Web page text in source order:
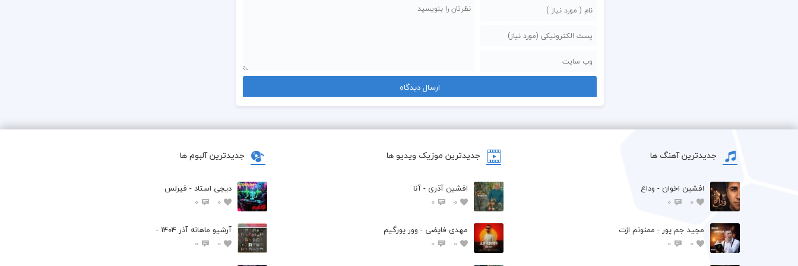
جدیدترین آهنگ ها
افشين اخوان - وداع
0
0
مجید جم پور - ممنونم ازت
0
0
جدیدترین موزیک ویدیو ها
افشین آذری - آنا
0
0
مهدی فایضی - وور یورگیم
0
0
جدیدترین آلبوم ها
دیجی استاد - فیرلس
0
0
آرشیو ماهانه آذر 1404 -
0
0